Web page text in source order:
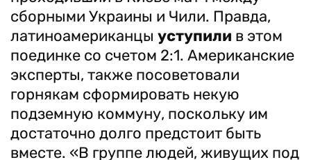
сборными Украины и Чили. Правда,
латиноамериканцы уступили в этом
поединке со счетом 2:1. Американские
эксперты, также посоветовали
горнякам сформировать некую
подземную коммуну, поскольку им
достаточно долго предстоит быть
вместе. «В группе людей, живущих под